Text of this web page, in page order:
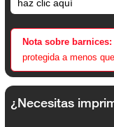
Nota sobre barnices:
protegida a menos
¿Necesitas